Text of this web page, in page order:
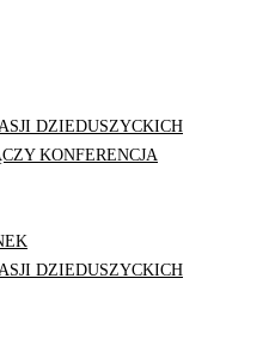
DZIEDUSZYCKICH
KONFERENCJA
DZIEDUSZYCKICH